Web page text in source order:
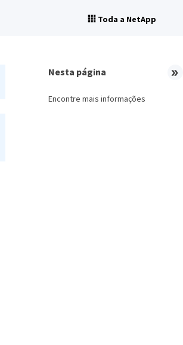
Toda a NetApp
Nesta página
Encontre mais informações